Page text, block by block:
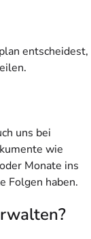
entscheidest,
uns bei
wie
Monate ins
Folgen haben.